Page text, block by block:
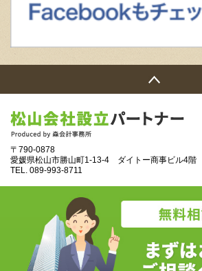
〒790-0878
愛媛県松山市勝山町1‐13‐4 ダイトー商事ビル4階
TEL. 089‐993‐8711